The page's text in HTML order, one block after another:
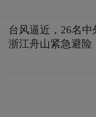
台风逼近，26名中
浙江舟山紧急避险